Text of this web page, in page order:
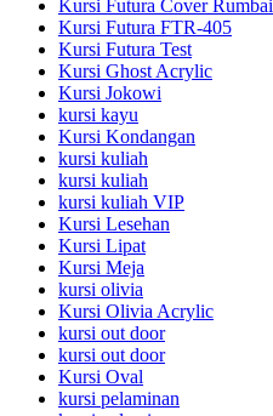
Kursi Futura Cover Rumbai
Kursi Futura FTR-405
Kursi Futura Test
Kursi Ghost Acrylic
Kursi Jokowi
kursi kayu
Kursi Kondangan
kursi kuliah
kursi kuliah
kursi kuliah VIP
Kursi Lesehan
Kursi Lipat
Kursi Meja
kursi olivia
Kursi Olivia Acrylic
kursi out door
kursi out door
Kursi Oval
kursi pelaminan